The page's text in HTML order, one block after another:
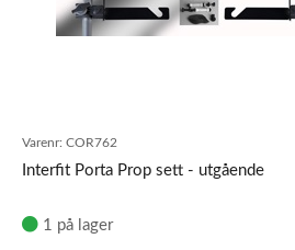
Varenr: COR762
Interfit Porta Prop sett - utgående
1 på lager